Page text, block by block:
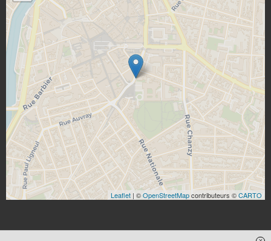
Leaflet | ©OpenStreetMapcontributeurs ©CARTO